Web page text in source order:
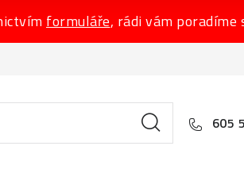
formuláře, rádi vám poradíme
605